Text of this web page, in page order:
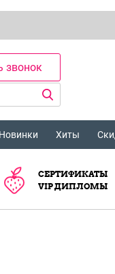
звонок
Хиты
СЕРТИФИКАТЫ
VIP ДИПЛОМЫ